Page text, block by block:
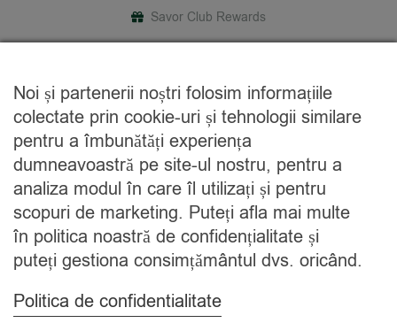
Savor Club Rewards
Cine suntem
Blog
Contact
CATEGORII
Condimente
Mixuri
Ceaiuri
Noi și partenerii noștri folosim informațiile
colectate prin cookie-uri și tehnologii similare
pentru a îmbunătăți experiența
dumneavoastră pe site-ul nostru, pentru a
analiza modul în care îl utilizați și pentru
scopuri de marketing. Puteți afla mai multe
în politica noastră de confidențialitate și
puteți gestiona consimțământul dvs. oricând.
Politica de confidentialitate